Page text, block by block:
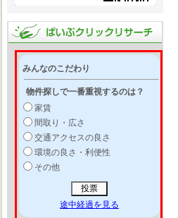
みんなのこだわり
物件探しで一番重視するのは？
家賃
間取り・広さ
交通アクセスの良さ
環境の良さ・利便性
その他
途中経過を見る